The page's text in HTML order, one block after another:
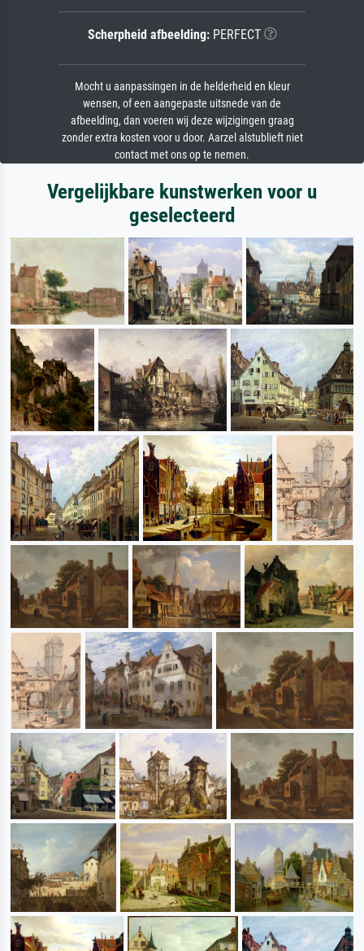
Scherpheid afbeelding:PERFECT
Mocht u aanpassingen in de helderheid en kleur
wensen, of een aangepaste uitsnede van de
afbeelding, dan voeren wij deze wijzigingen graag
zonder extra kosten voor u door. Aarzel alstublieft niet
contact met ons op te nemen.
Vergelijkbare kunstwerken voor u
geselecteerd